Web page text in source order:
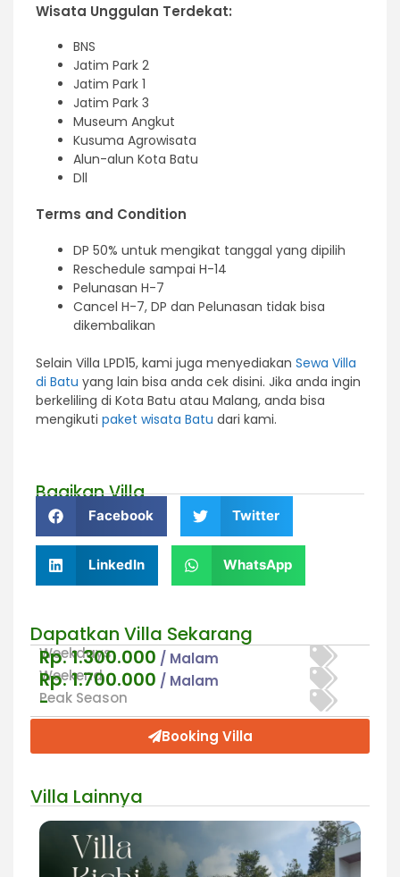
Wisata Unggulan Terdekat:
BNS
Jatim Park 2
Jatim Park 1
Jatim Park 3
Museum Angkut
Kusuma Agrowisata
Alun-alun Kota Batu
Dll
Terms and Condition
DP 50% untuk mengikat tanggal yang dipilih
Reschedule sampai H-14
Pelunasan H-7
Cancel H-7, DP dan Pelunasan tidak bisa
dikembalikan
Selain Villa LPD15, kami juga menyediakan Sewa Villa
di Batu yang lain bisa anda cek disini. Jika anda ingin
berkeliling di Kota Batu atau Malang, anda bisa
mengikuti paket wisata Batu dari kami.
Bagikan Villa
Facebook Twitter
LinkedIn WhatsApp
Dapatkan Villa Sekarang
Weekdays
Rp. 1.300.000 / Malam
Weekend
Rp. 1.700.000 / Malam
Peak Season
-
Booking Villa
Villa Lainnya